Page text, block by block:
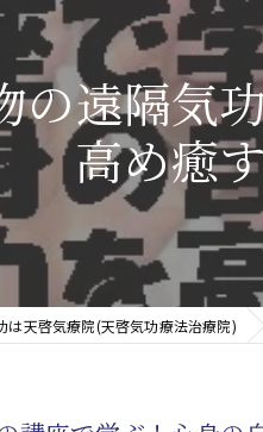
書籍
優るサイ能力の凄さ
天啓気療の違い
奇跡的な寛解
醒サイ能力
明及び緩解法
の遠隔気
高め癒
は天啓気療院(天啓気功療法治療院)